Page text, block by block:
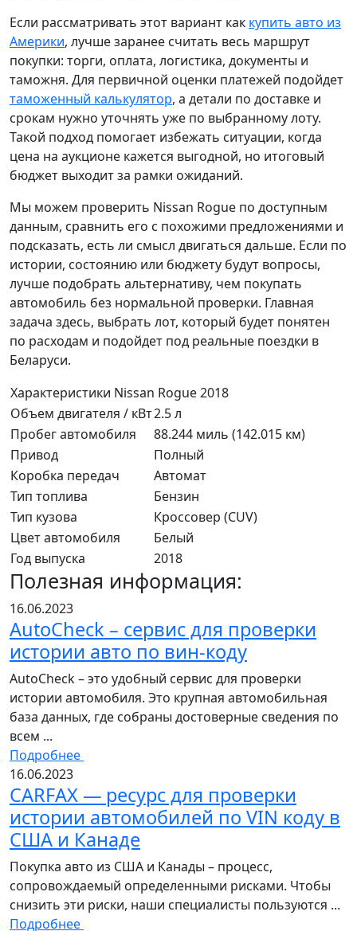
Если рассматривать этот вариант как купить авто из
Америки, лучше заранее считать весь маршрут
покупки: торги, оплата, логистика, документы и
таможня. Для первичной оценки платежей подойдет
таможенный калькулятор, а детали по доставке и
срокам нужно уточнять уже по выбранному лоту.
Такой подход помогает избежать ситуации, когда
цена на аукционе кажется выгодной, но итоговый
бюджет выходит за рамки ожиданий.
Мы можем проверить Nissan Rogue по доступным
данным, сравнить его с похожими предложениями и
подсказать, есть ли смысл двигаться дальше. Если по
истории, состоянию или бюджету будут вопросы,
лучше подобрать альтернативу, чем покупать
автомобиль без нормальной проверки. Главная
задача здесь, выбрать лот, который будет понятен
по расходам и подойдет под реальные поездки в
Беларуси.
Характеристики Nissan Rogue 2018
Объем двигателя / кВт2.5 л
Пробег автомобиля
88.244 миль (142.015 км)
Привод
Полный
Коробка передач
Автомат
Тип топлива
Бензин
Тип кузова
Кроссовер (CUV)
Цвет автомобиля
Белый
Год выпуска
2018
Полезная информация:
16.06.2023
AutoCheck – сервис для проверки
истории авто по вин-коду
AutoCheck – это удобный сервис для проверки
истории автомобиля. Это крупная автомобильная
база данных, где собраны достоверные сведения по
всем ...
Подробнее
16.06.2023
CARFAX — ресурс для проверки
истории автомобилей по VIN коду в
США и Канаде
Покупка авто из США и Канады – процесс,
сопровождаемый определенными рисками. Чтобы
снизить эти риски, наши специалисты пользуются ...
Подробнее